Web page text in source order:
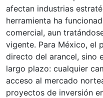
afectan industrias
herramienta ha
comercial, aun
vigente. Para México, el
directo del arancel, sino
largo plazo: cualquier
acceso al mercado
proyectos de inversión